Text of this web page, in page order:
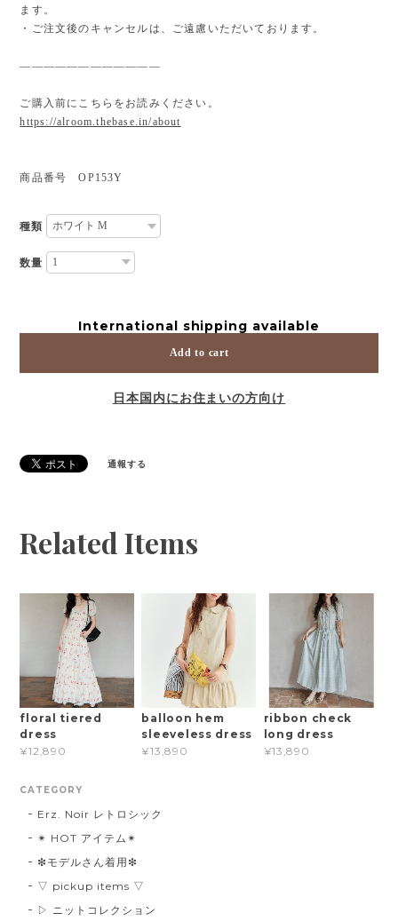
ます。
・ご注文後のキャンセルは、ご遠慮いただいております。
————————————
ご購入前にこちらをお読みください。
https://alroom.thebase.in/about
商品番号 OP153Y
種類
数量
International shipping available
Add to cart
日本国内にお住まいの方向け
通報する
Related Items
floral tiered
dress
¥12,890
balloon hem
sleeveless dress
¥13,890
ribbon check
long dress
¥13,890
CATEGORY
Erz. Noir レトロシック
✴︎ HOT アイテム✴︎
❇︎モデルさん着用❇︎
▽ pickup items ▽
▷ ニットコレクション